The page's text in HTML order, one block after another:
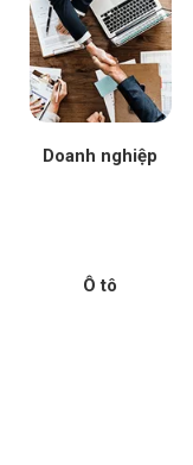
Doanh nghiệp
Ô tô